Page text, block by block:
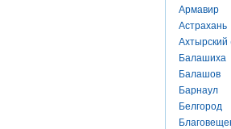
Армавир
Астрахань
Ахтырский
Балашиха
Балашов
Барнаул
Белгород